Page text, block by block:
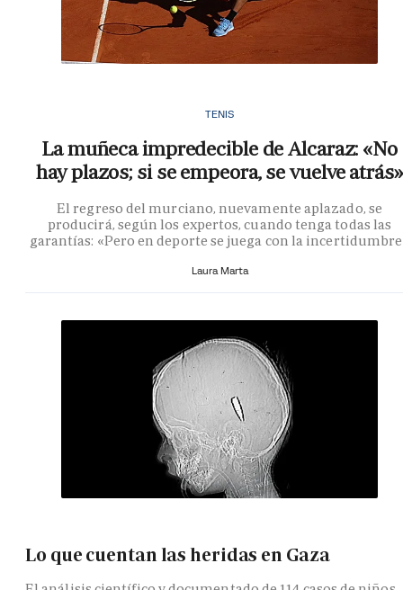
TENIS
La muñeca impredecible de Alcaraz: «No
hay plazos; si se empeora, se vuelve atrás»
El regreso del murciano, nuevamente aplazado, se
producirá, según los expertos, cuando tenga todas las
garantías: «Pero en deporte se juega con la
Laura Marta
Lo que cuentan las heridas en Gaza